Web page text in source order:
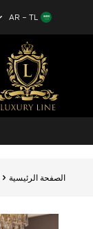
AR − TL
الصفحة الرئيسية